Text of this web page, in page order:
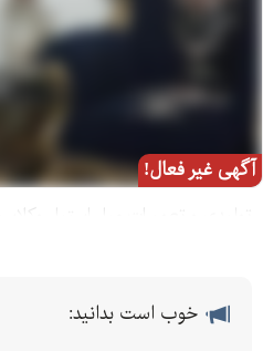
آگهی غیر فعال!
تولیدی و تعمیرات مبل استیل
خوب است بدانید: